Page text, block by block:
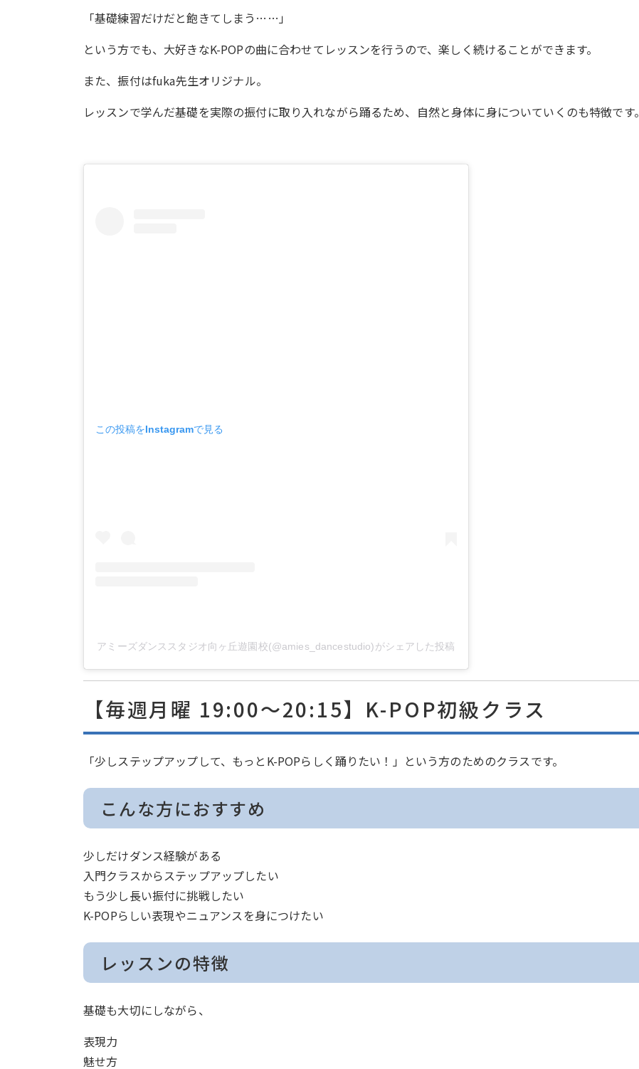
「基礎練習だけだと飽きてしまう……」
という方でも、大好きなK-POPの曲に合わせてレッスンを行うので、楽しく続けることができます。
また、振付はfuka先生オリジナル。
レッスンで学んだ基礎を実際の振付に取り入れながら踊るため、自然と身体に身についていくのも特徴です。
この投稿をInstagramで見る
アミーズダンススタジオ向ヶ丘遊園校(@amies_dancestudio)がシェアした投稿
【毎週月曜 19:00〜20:15】K-POP初級クラス
「少しステップアップして、もっとK-POPらしく踊りたい！」という方のためのクラスです。
こんな方におすすめ
少しだけダンス経験がある
入門クラスからステップアップしたい
もう少し長い振付に挑戦したい
K-POPらしい表現やニュアンスを身につけたい
レッスンの特徴
基礎も大切にしながら、
表現力
魅せ方